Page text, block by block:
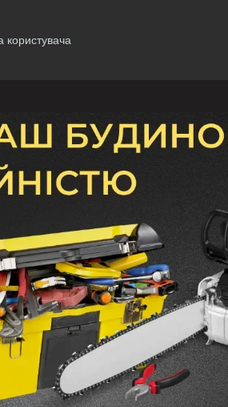
користувача